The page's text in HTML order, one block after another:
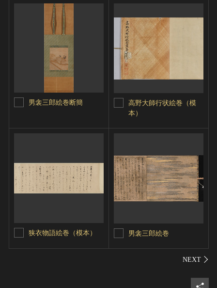
男衾三郎絵巻断簡
高野大師行状絵巻（模
本）
狭衣物語絵巻（模本） 男衾三郎絵巻
シェ